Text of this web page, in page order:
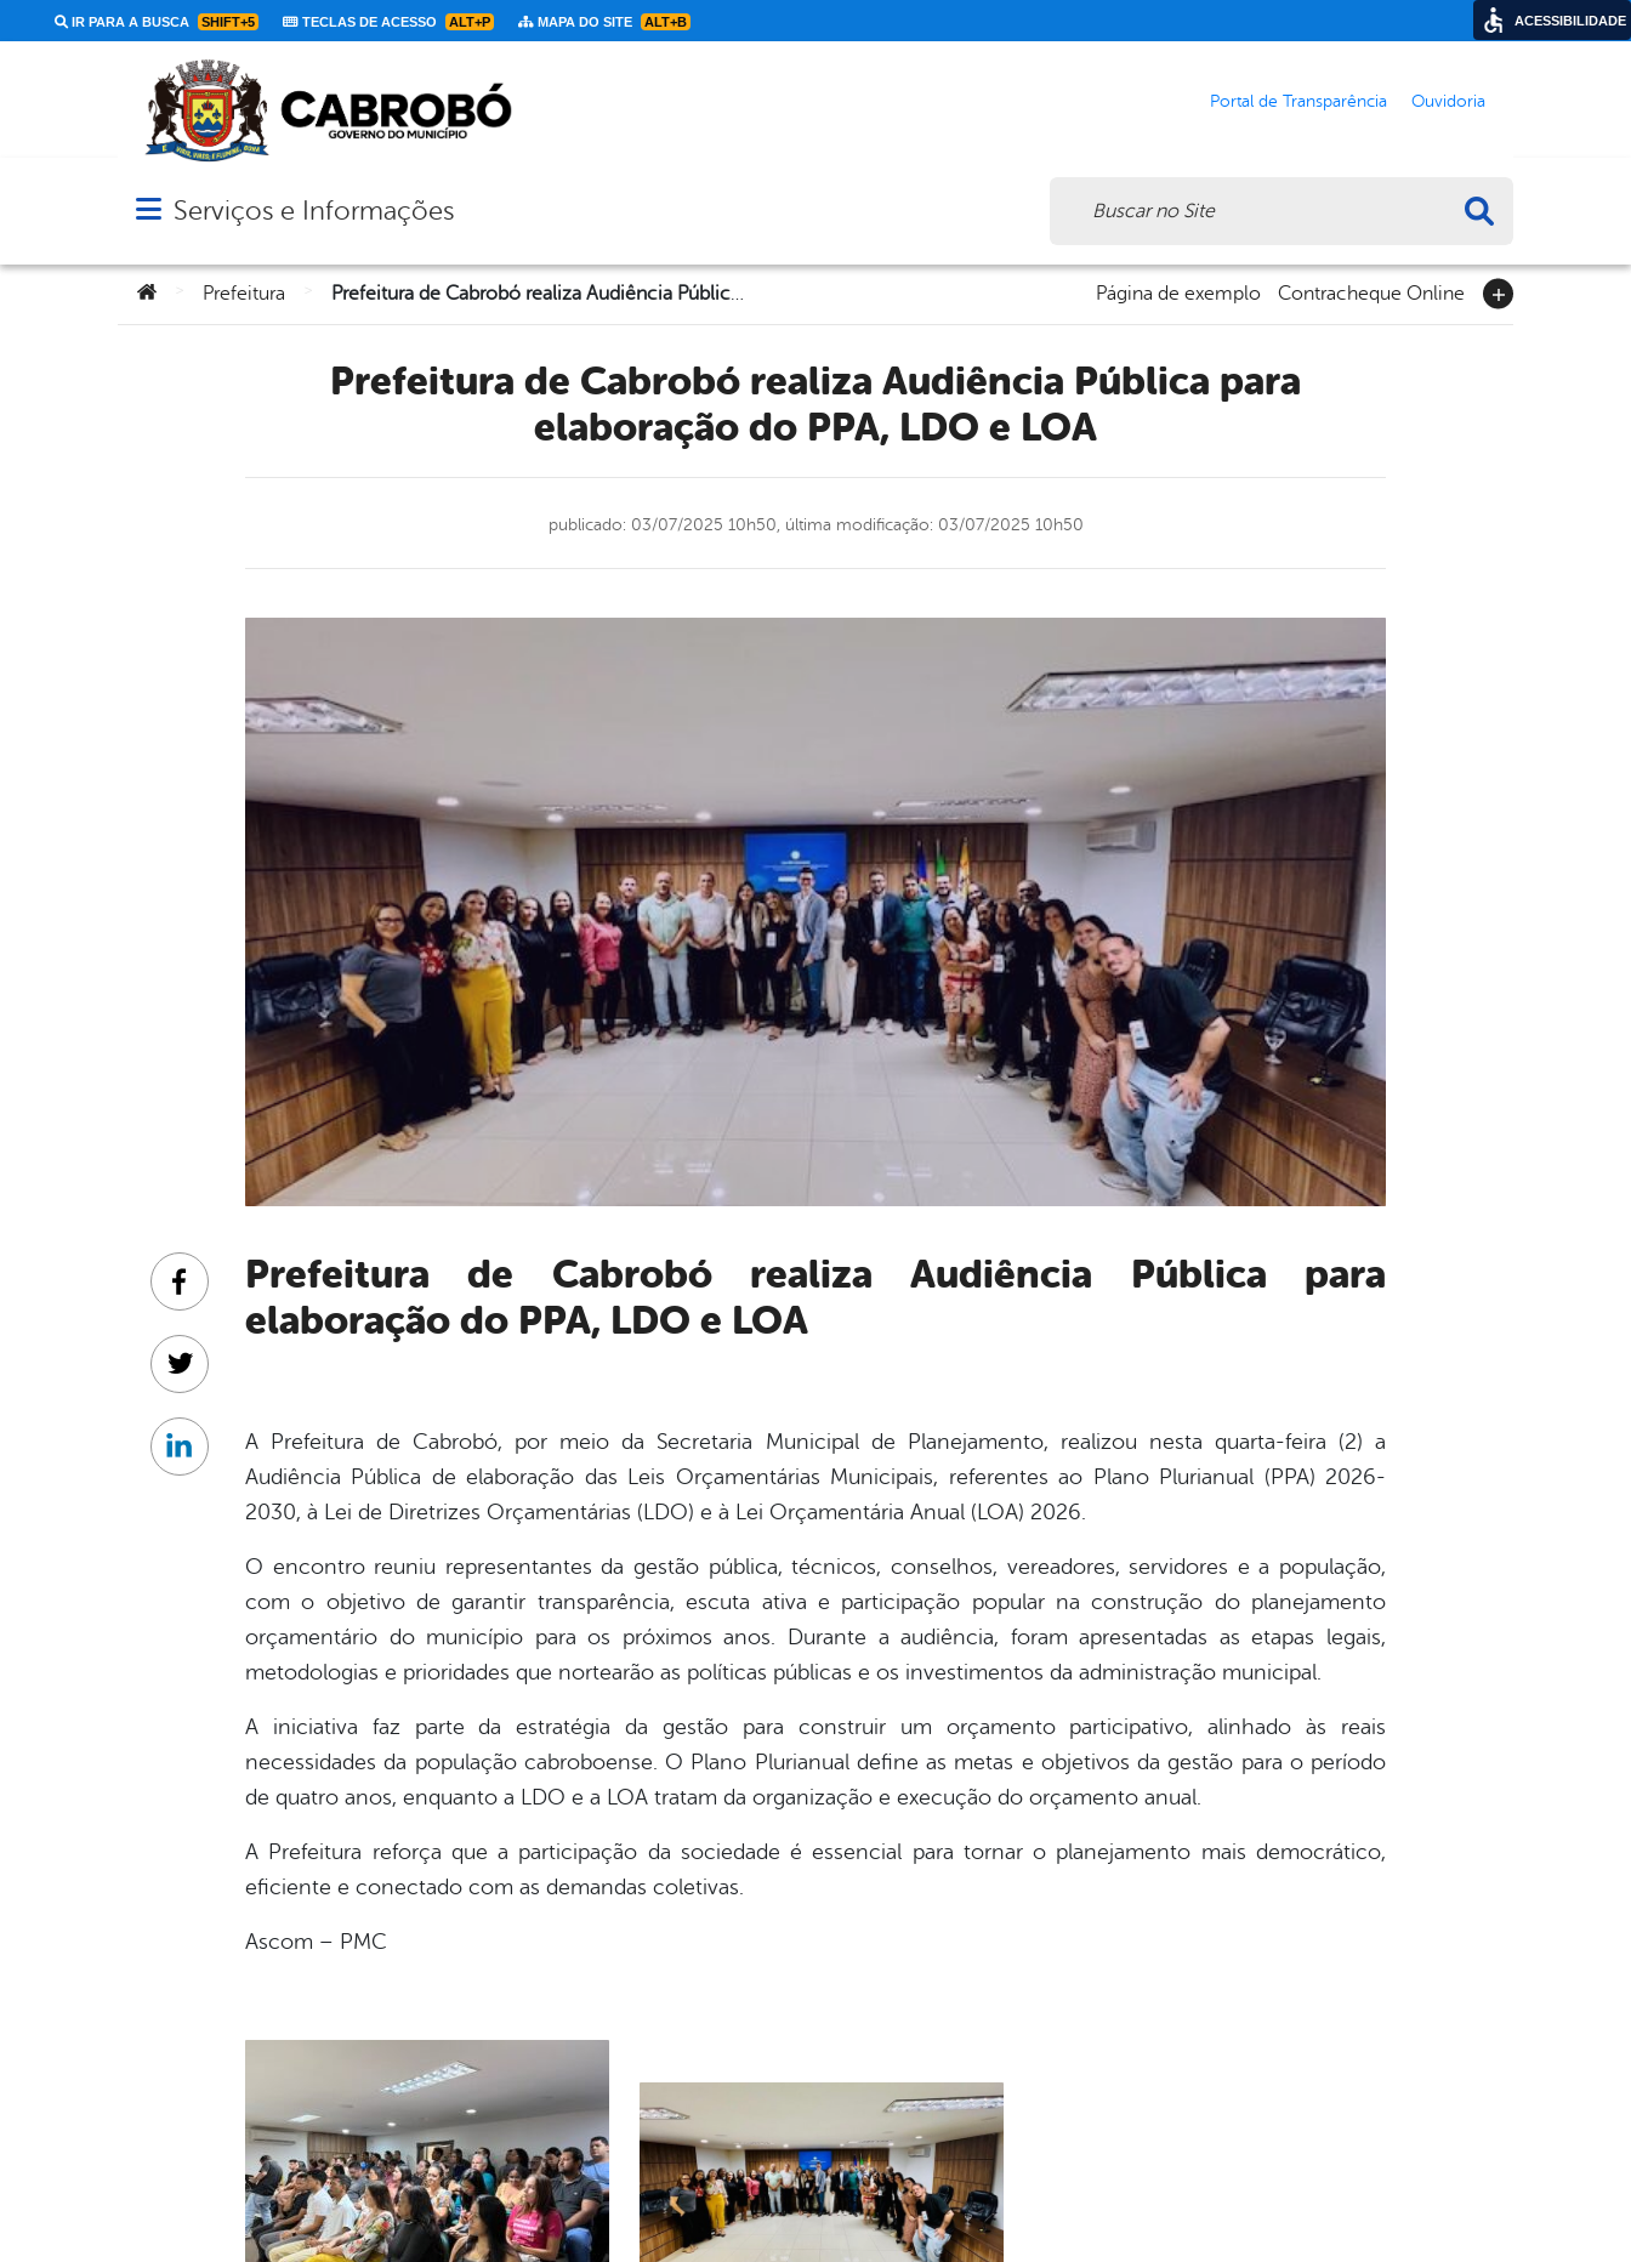
IR PARA A BUSCA SHIFT+5 TECLAS DE ACESSO ALT+P MAPA DO SITE ALT+B
Portal de Transparência Ouvidoria
Abrir menu principal de navegação
Serviços e Informações
Você está aqui:
Prefeitura Prefeitura de Cabrobó realiza Audiência Pública para elaboração do PPA, LDO e LOA Página de exemplo Contracheque Online
Prefeitura de Cabrobó realiza Audiência Pública para
elaboração do PPA, LDO e LOA
publicado: 03/07/2025 10h50, última modificação: 03/07/2025 10h50
Prefeitura de Cabrobó realiza Audiência Pública para
elaboração do PPA, LDO e LOA
A Prefeitura de Cabrobó, por meio da Secretaria Municipal de Planejamento, realizou nesta quarta-feira (2) a
Audiência Pública de elaboração das Leis Orçamentárias Municipais, referentes ao Plano Plurianual (PPA) 2026-
2030, à Lei de Diretrizes Orçamentárias (LDO) e à Lei Orçamentária Anual (LOA) 2026.
O encontro reuniu representantes da gestão pública, técnicos, conselhos, vereadores, servidores e a população,
com o objetivo de garantir transparência, escuta ativa e participação popular na construção do planejamento
orçamentário do município para os próximos anos. Durante a audiência, foram apresentadas as etapas legais,
metodologias e prioridades que nortearão as políticas públicas e os investimentos da administração municipal.
A iniciativa faz parte da estratégia da gestão para construir um orçamento participativo, alinhado às reais
necessidades da população cabroboense. O Plano Plurianual define as metas e objetivos da gestão para o período
de quatro anos, enquanto a LDO e a LOA tratam da organização e execução do orçamento anual.
A Prefeitura reforça que a participação da sociedade é essencial para tornar o planejamento mais democrático,
eficiente e conectado com as demandas coletivas.
Ascom – PMC
Facebook
Twitter
Linkedin
ACESSIBILIDADE